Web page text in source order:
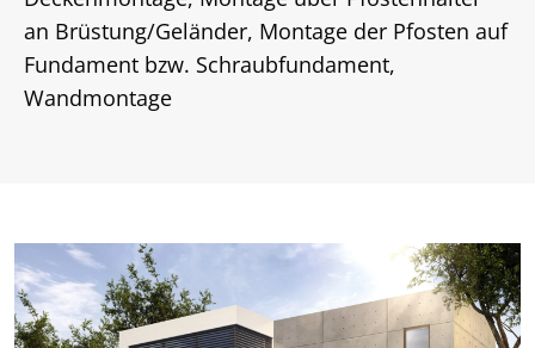
an Brüstung/Geländer, Montage der Pfosten auf
Fundament bzw. Schraubfundament,
Wandmontage